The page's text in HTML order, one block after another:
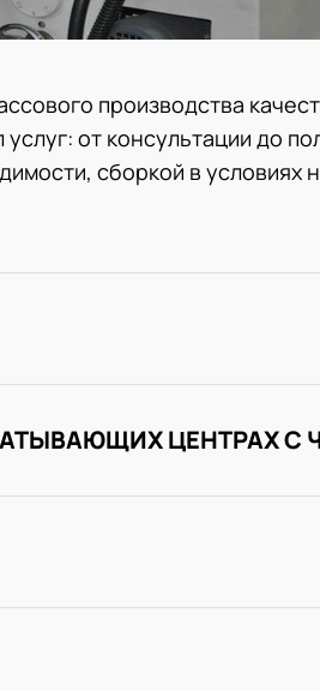
производства
от консультации до
сборкой в условиях
ЦЕНТРАХ С